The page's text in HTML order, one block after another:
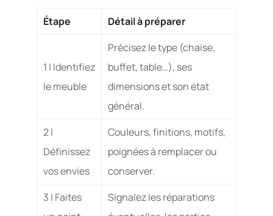
Étape Détail à préparer
1 | Identifiez
le meuble
Précisez le type (chaise,
buffet, table…), ses
dimensions et son état
général.
2 |
Définissez
vos envies
Couleurs, finitions, motifs,
poignées à remplacer ou
conserver.
3 | Faites
Signalez les réparations